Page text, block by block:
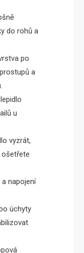
do rohů a
po
a
u
vyzrát,
napojení
úchyty